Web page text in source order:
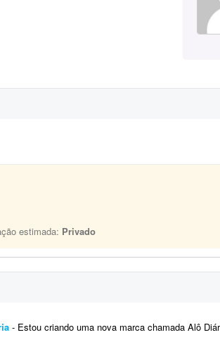
estimada: Privado
- Estou criando uma nova marca chamada Alô Diária - Dona Maria, uma plataforma que pretende